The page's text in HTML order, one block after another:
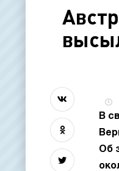
В
Об